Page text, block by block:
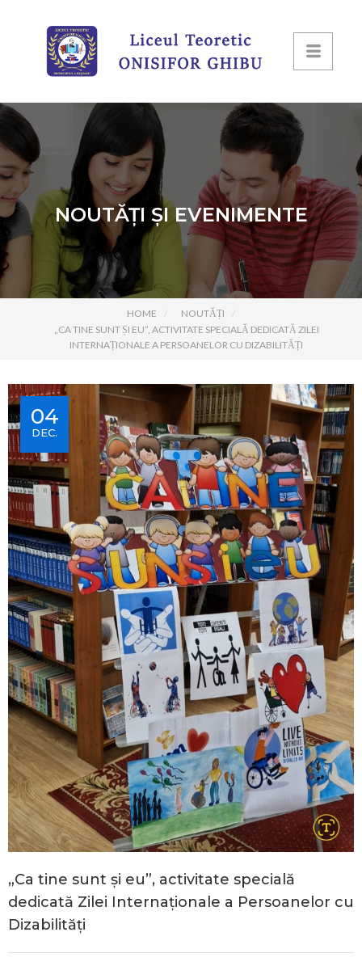
NOUTĂȚI ȘI EVENIMENTE
HOME
NOUTĂȚI
„CA TINE SUNT ȘI EU”, ACTIVITATE SPECIALĂ DEDICATĂ ZILEI
INTERNAȚIONALE A PERSOANELOR CU DIZABILITĂȚI
04
DEC.
„Ca tine sunt și eu”, activitate specială
dedicată Zilei Internaționale a Persoanelor cu
Dizabilități